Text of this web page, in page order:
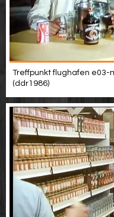
Treffpunkt flughafen e03-
(ddr1986)